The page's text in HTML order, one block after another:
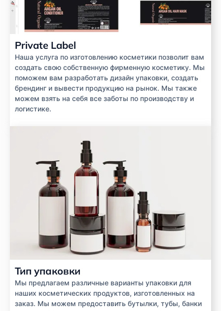
Private Label
Наша услуга по изготовлению косметики позволит вам
создать свою собственную фирменную косметику. Мы
поможем вам разработать дизайн упаковки, создать
брендинг и вывести продукцию на рынок. Мы также
можем взять на себя все заботы по производству и
логистике.
Тип упаковки
Мы предлагаем различные варианты упаковки для
наших косметических продуктов, изготовленных на
заказ. Мы можем предоставить бутылки, тубы, банки